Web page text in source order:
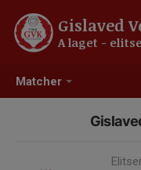
Matcher
Gislaved
A laget -